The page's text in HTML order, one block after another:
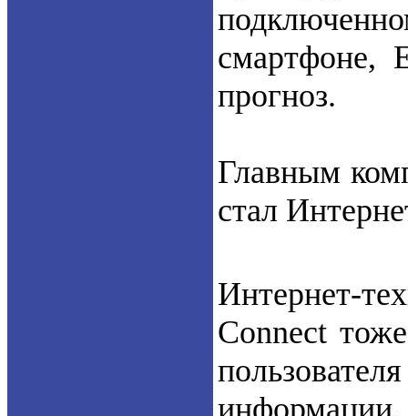
смартфоне,
прогноз.
Главным
стал
Интернет-
Connect